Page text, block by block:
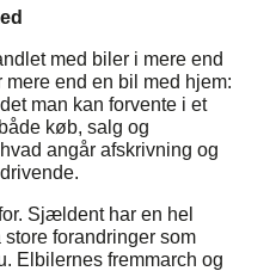
med biler i mere end
mere end en bil med hjem:
man kan forvente i et
køb, salg og
angår afskrivning og
Sjældent har en hel
forandringer som
Elbilernes fremmarch og